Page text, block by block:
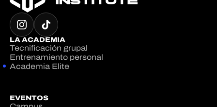
LA ACADEMIA
Tecnificación grupal
Entrenamiento personal
Academia Elite
EVENTOS